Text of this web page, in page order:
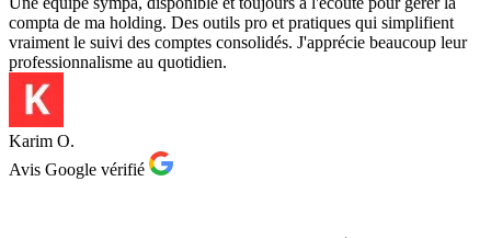
compta de ma holding. Des outils pro et pratiques qui simplifient
vraiment le suivi des comptes consolidés. J'apprécie beaucoup leur
professionnalisme au quotidien.
Karim O.
Avis Google vérifié